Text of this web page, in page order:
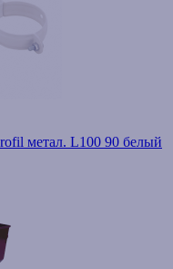
метал. L100 90 белый